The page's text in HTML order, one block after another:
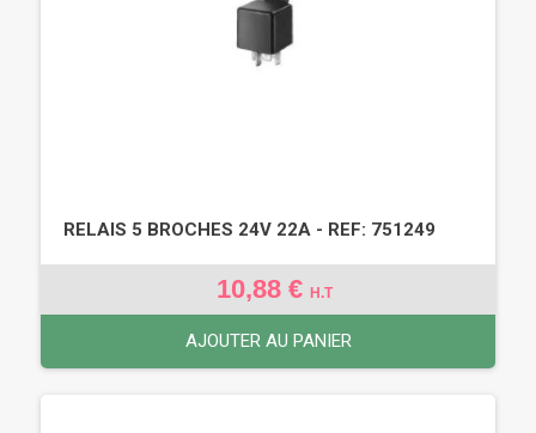
RELAIS 5 BROCHES 24V 22A - REF: 751249
10,88 € H.T
AJOUTER AU PANIER